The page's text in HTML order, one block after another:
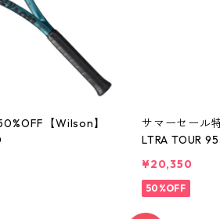
【Wilson】
サマーセール
LTRA TOUR
¥20,350
50%OFF